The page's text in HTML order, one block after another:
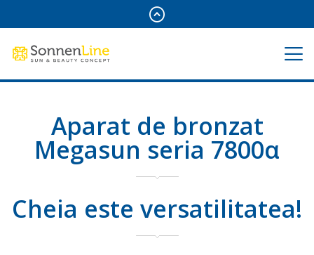
Aparat de bronzat
Megasun seria 7800α
Cheia este versatilitatea!